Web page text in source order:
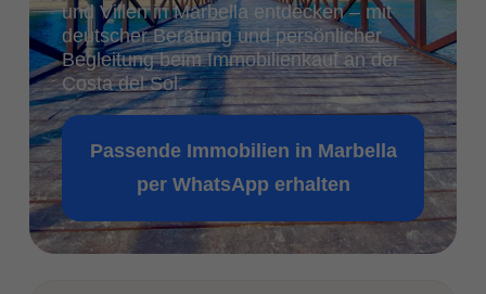
und Villen in Marbella entdecken – mit
deutscher Beratung und persönlicher
Begleitung beim Immobilienkauf an der
Costa del Sol.
Passende Immobilien in Marbella
per WhatsApp erhalten